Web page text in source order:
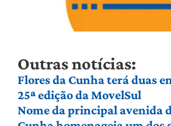
Outras notícias:
Flores da Cunha terá duas
25ª edição da MovelSul
Nome da principal avenida